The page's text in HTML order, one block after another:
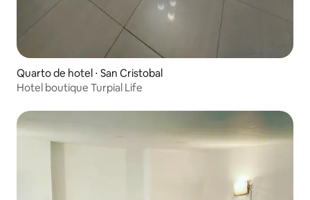
Quarto de hotel ⋅ San Cristobal
Hotel boutique Turpial Life